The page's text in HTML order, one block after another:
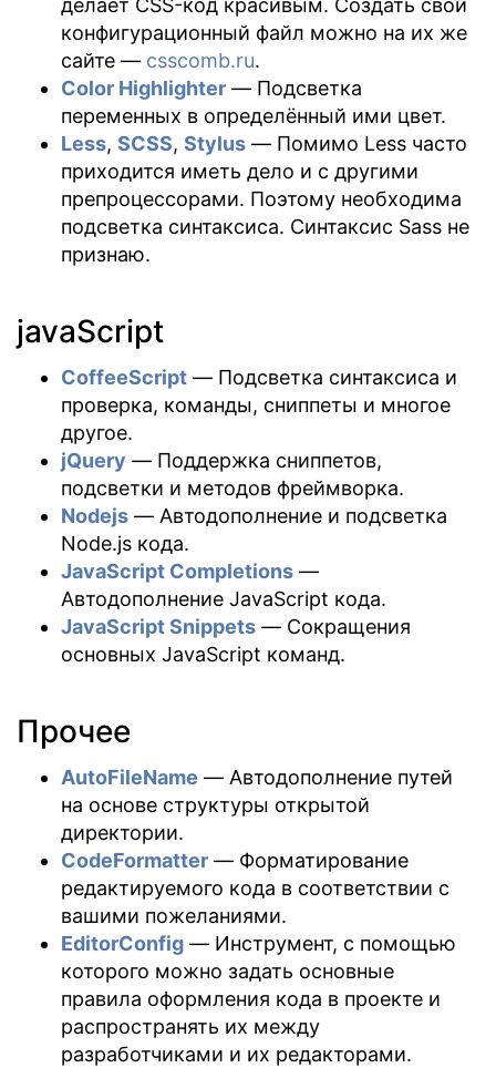
конфигурационный файл можно на их же
сайте — csscomb.ru.
Color Highlighter — Подсветка
переменных в определённый ими цвет.
Less, SCSS, Stylus — Помимо Less часто
приходится иметь дело и с другими
препроцессорами. Поэтому необходима
подсветка синтаксиса. Синтаксис Sass не
признаю.
javaScript
CoffeeScript — Подсветка синтаксиса и
проверка, команды, сниппеты и многое
другое.
jQuery — Поддержка сниппетов,
подсветки и методов фреймворка.
Nodejs — Автодополнение и подсветка
Node.js кода.
JavaScript Completions —
Автодополнение JavaScript кода.
JavaScript Snippets — Сокращения
основных JavaScript команд.
Прочее
AutoFileName — Автодополнение путей
на основе структуры открытой
директории.
CodeFormatter — Форматирование
редактируемого кода в соответствии с
вашими пожеланиями.
EditorConfig — Инструмент, с помощью
которого можно задать основные
правила оформления кода в проекте и
распространять их между
разработчиками и их редакторами.